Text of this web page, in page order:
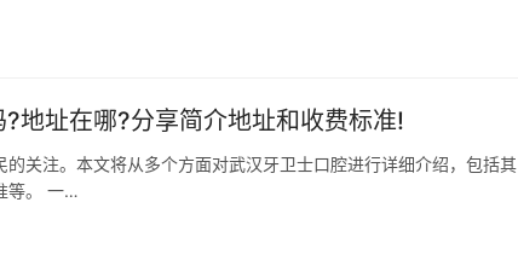
地址在哪?分享简介地址和收费标准!
关注。本文将从多个方面对武汉牙卫士口腔进行详细介绍，包括其
等。 一…